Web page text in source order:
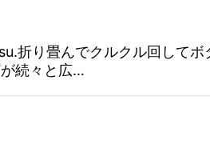
折り畳んでクルクル回して
続々と広…